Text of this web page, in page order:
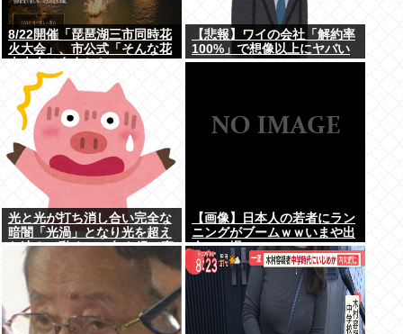
8/22開催「琵琶湖三市同時花
火大会」、市公式「そんな花
阿鼻叫喚
【悲報】ワイの会社「解約率
100%」で想像以上にヤバい
www
光と光が打ち消し合い完全な
暗闇「光渦」となり光を超え
た速さで動く→50年を経て直
接観測成功
【画像】日本人の若者にラン
ニングがブームｗｗいまや出
会いの場にwww